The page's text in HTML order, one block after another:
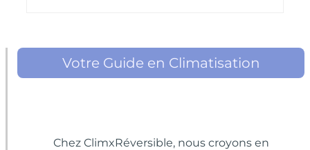
Votre Guide en Climatisation
Chez ClimxRéversible, nous croyons en